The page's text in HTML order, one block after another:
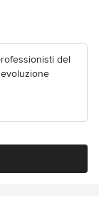
del